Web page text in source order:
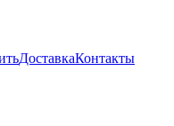
ДоставкаКонтакты